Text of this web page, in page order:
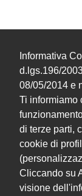
Informativa
d.lgs.196/
08/05/2014 e
Ti informiamo
di terze parti,
cookie di
Cliccando su
visione